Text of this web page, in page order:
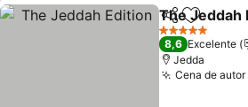
Compartir
Agregar
The Jeddah
5 Estrellas
8,6 Excelente
Jedda
Cena de